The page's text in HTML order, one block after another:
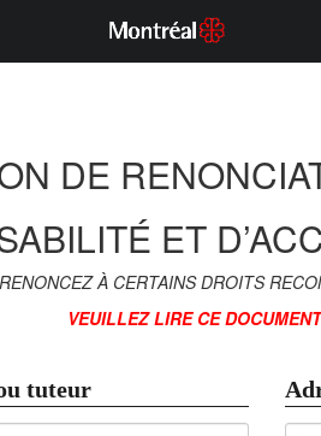
DE
ET
À CERTAINS DROITS
VEUILLEZ LIRE CE
tuteur